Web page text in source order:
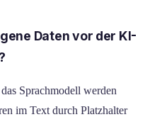
Daten vor der KI-
Sprachmodell werden
im Text durch Platzhalter